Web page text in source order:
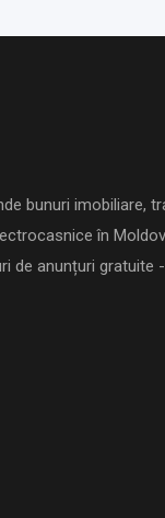
bunuri imobiliare,
în
de anunțuri gratuite